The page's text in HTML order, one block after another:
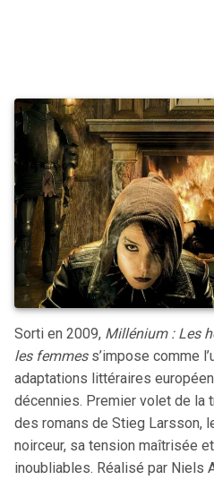
Sorti en 2009, Millénium : Les
les femmess’impose comme
adaptations littéraires
décennies. Premier volet de la
des romans de Stieg Larsson,
noirceur, sa tension maîtrisée
inoubliables. Réalisé par Niels